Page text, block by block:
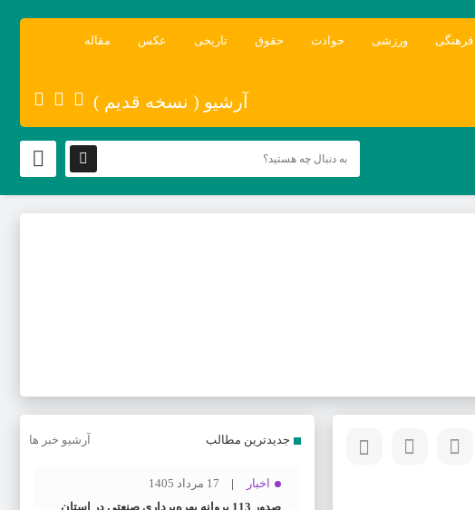
فرهنگی ورزشی حوادث حقوق تاریخی عکس
مقاله
آرشیو ( نسخه قدیم )
جدیدترین مطالب آرشیو خبر ها
اخبار
17 مرداد 1405
صدور 113 پروانه بهره‌برداری صنعتی در استان